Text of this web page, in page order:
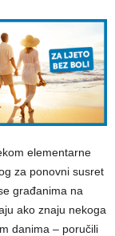
elementarne
za ponovni susret
građanima na
ako znaju nekoga
danima – poručili